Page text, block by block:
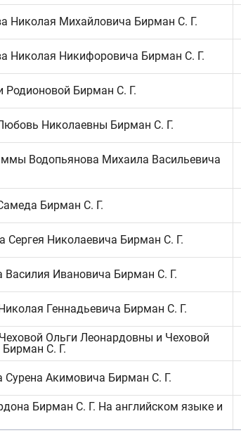
Николая Михайловича Бирман С. Г.
Николая Никифоровича Бирман С. Г.
Родионовой Бирман С. Г.
Николаевны Бирман С. Г.
Водопьянова Михаила Васильевича
Бирман С. Г.
Николаевича Бирман С. Г.
Ивановича Бирман С. Г.
Геннадьевича Бирман С. Г.
Ольги Леонардовны и Чеховой
С. Г.
Сурена Акимовича Бирман С. Г.
Бирман С. Г. На английском языке и